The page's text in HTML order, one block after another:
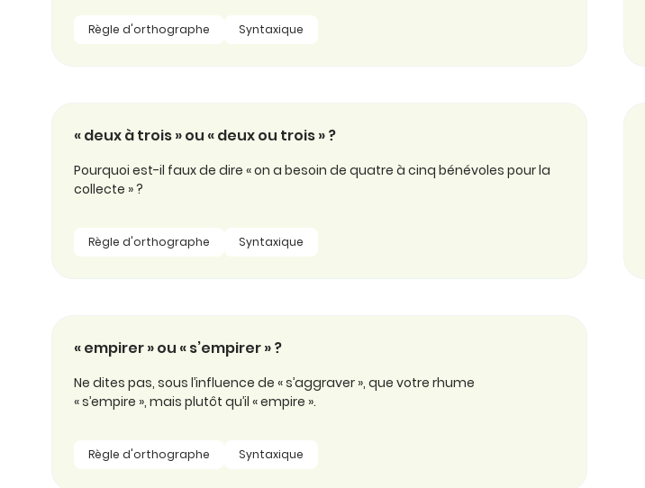
Règle d'orthographe Syntaxique
« deux à trois » ou « deux ou trois » ?
Pourquoi est-il faux de dire « on a besoin de quatre à cinq bénévoles pour la
collecte » ?
Règle d'orthographe Syntaxique
« empirer » ou « s’empirer » ?
Ne dites pas, sous l’influence de « s’aggraver », que votre rhume
« s’empire », mais plutôt qu’il « empire ».
Règle d'orthographe Syntaxique